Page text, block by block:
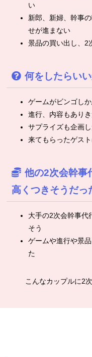
い
新郎、新婦、幹事
せが進まない
景品の買い出し、2
何をしたらい
ゲームがビンゴし
進行、内容もあり
サプライズも企画
来てもらったゲス
他の2次会幹事
高くつきそうだっ
大手の2次会幹事代
そう
ゲームや進行や景
た
こんなカップルに2